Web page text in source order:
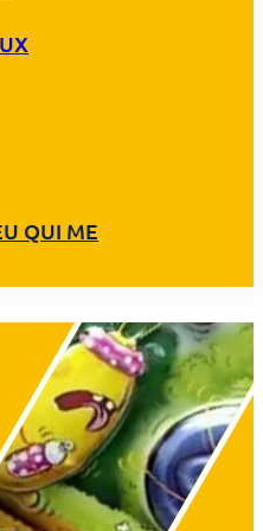
QUI ME